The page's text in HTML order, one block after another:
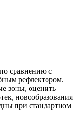
сравнению с
рефлектором.
зоны, оценить
новообразования
при стандартном